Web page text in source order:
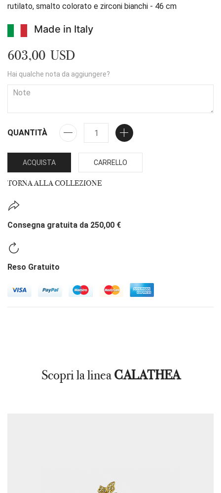
rutilato, smalto colorato e zirconi bianchi - 46 cm
Made in Italy
603,00 USD
Hai qualche nota da aggiungere?
QUANTITÀ
ACQUISTA CARRELLO
TORNA ALLA COLLEZIONE
Consegna gratuita da 250,00 €
Reso Gratuito
Scopri la lineaCALATHEA